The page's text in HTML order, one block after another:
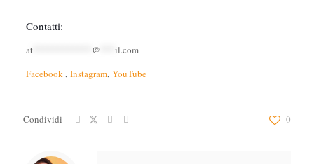
Contatti:
at************ @
il.com
Facebook, Instagram, YouTube
Condividi 0